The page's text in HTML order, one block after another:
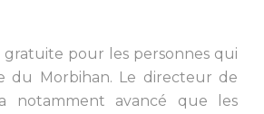
pour les personnes qui
du Morbihan. Le directeur de
notamment avancé que les